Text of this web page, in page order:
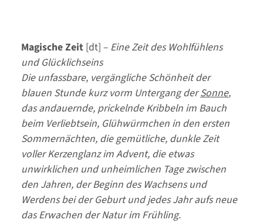
Magische Zeit [dt] – Eine Zeit des Wohlfühlens
und Glücklichseins
Die unfassbare, vergängliche Schönheit der
blauen Stunde kurz vorm Untergang derSonne,
das andauernde, prickelnde Kribbeln im Bauch
beim Verliebtsein, Glühwürmchen in den ersten
Sommernächten, die gemütliche, dunkle Zeit
voller Kerzenglanz im Advent, die etwas
unwirklichen und unheimlichen Tage zwischen
den Jahren, der Beginn des Wachsens und
Werdens bei der Geburt und jedes Jahr aufs neue
das Erwachen der Natur im Frühling.